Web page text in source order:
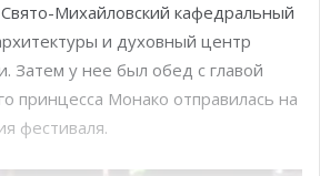
Михайловский кафедральный
и духовный центр
Затем у нее был обед с главой
принцесса Монако отправилась на
фестиваля.